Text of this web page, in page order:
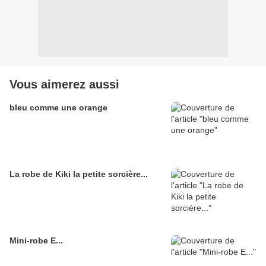
Vous aimerez aussi
bleu comme une orange
La robe de Kiki la petite sorcière...
Mini-robe E...